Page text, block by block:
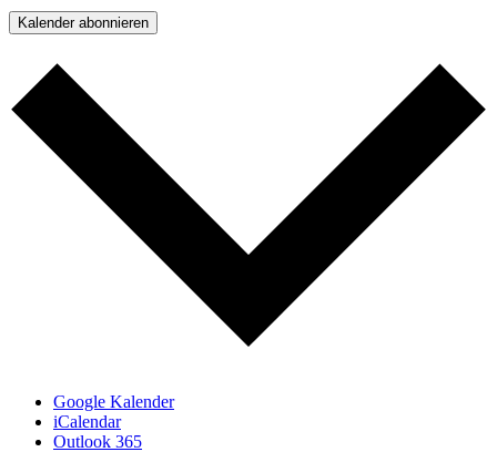
Kalender abonnieren
Google Kalender
iCalendar
Outlook 365